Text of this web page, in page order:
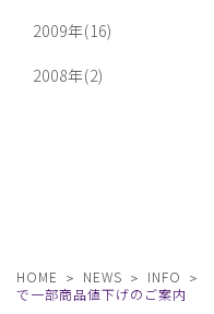
2009年(16)
2008年(2)
HOME NEWS INFO
で一部商品値下げのご案内